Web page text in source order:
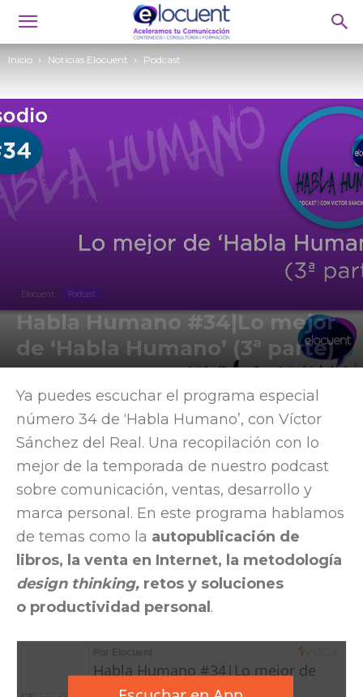
Inicio Noticias Elocuent Podcast
Elocuent Podcast
Habla Humano #34|Lo mejor
de ‘Habla Humano’ (3ª parte)
Ya puedes escuchar el programa especial
número 34 de ‘Habla Humano’, con Víctor
Sánchez del Real. Una recopilación con lo
mejor de la temporada de nuestro podcast
sobre comunicación, ventas, desarrollo y
marca personal. En este programa hablamos
de temas como la autopublicación de
libros, la venta en Internet, la metodología
design thinking, retos y soluciones
o productividad personal .